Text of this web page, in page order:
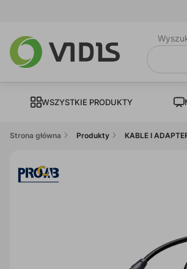
WSZYSTKIE PRODUKTY
Strona główna Produkty KABLE I